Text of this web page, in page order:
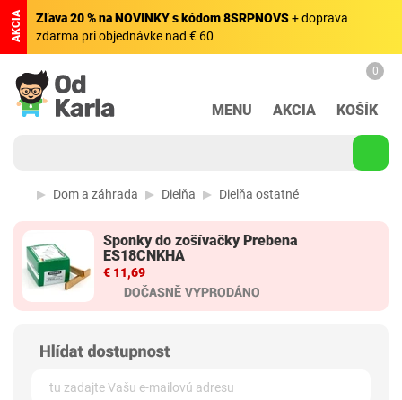
AKCIA Zľava 20 % na NOVINKY s kódom 8SRPNOVS+ doprava
zdarma pri objednávke nad € 60
MENU AKCIA
0
KOŠÍK
Dom a záhrada Dielňa Dielňa ostatné
Sponky do zošívačky Prebena
ES18CNKHA
€ 11,69